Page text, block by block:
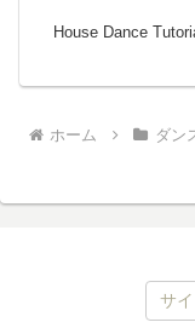
House Dance
ホーム ダン